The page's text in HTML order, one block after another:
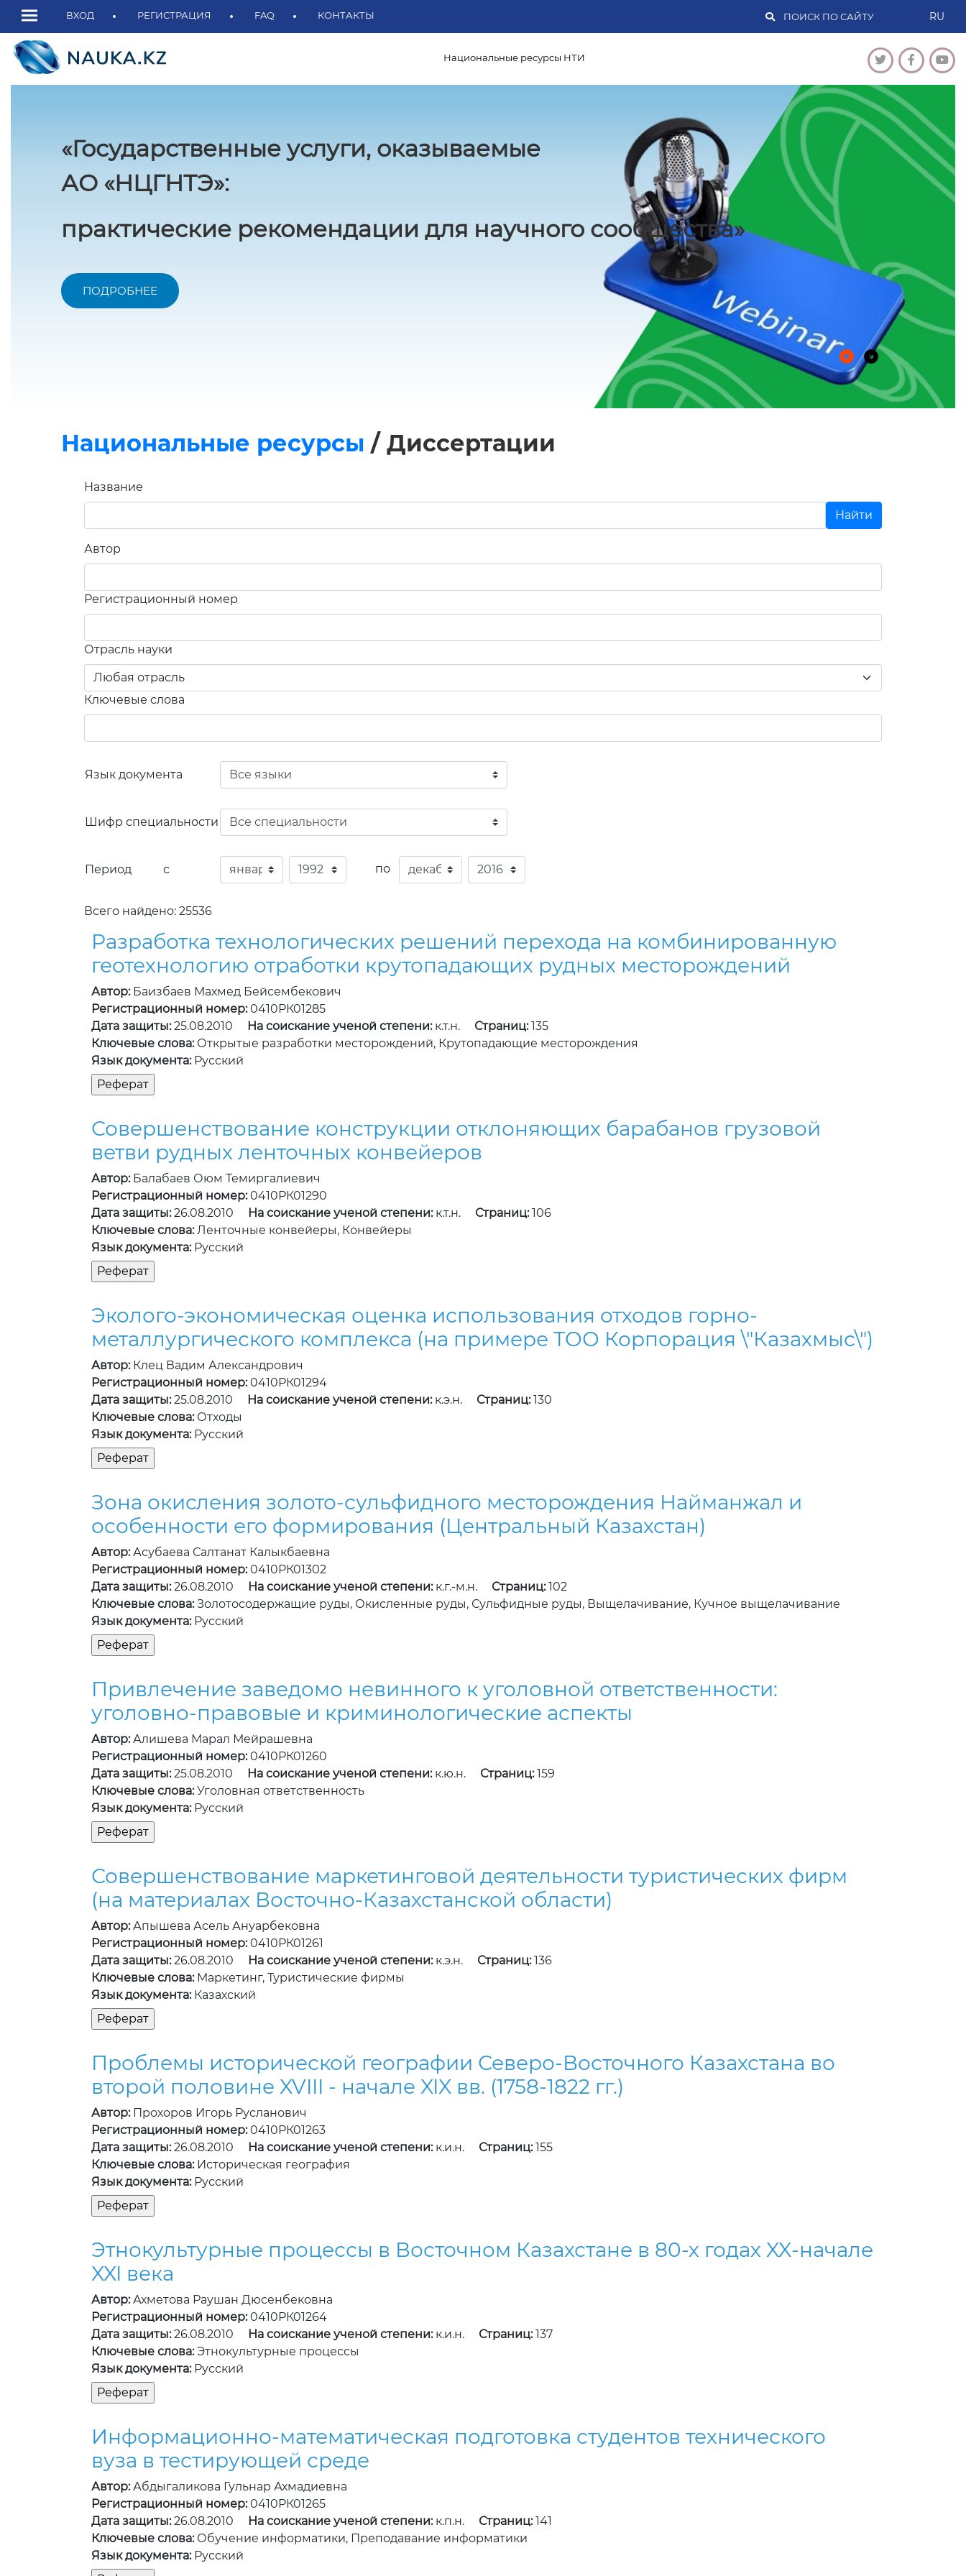
ВХОД РЕГИСТРАЦИЯ FAQ КОНТАКТЫ RU
Национальные ресурсы НТИ
«Государственные услуги, оказываемые
АО «НЦГНТЭ»:
практические рекомендации для научного сообщества»
ПОДРОБНЕЕ
Национальные ресурсы / Диссертации
Название
Автор
Регистрационный номер
Отрасль науки
Ключевые слова
Язык документа
Шифр специальности
Период с по
Всего найдено: 25536
Разработка технологических решений перехода на комбинированную
геотехнологию отработки крутопадающих рудных месторождений
Автор:Баизбаев Махмед Бейсембекович
Регистрационный номер:0410РК01285
Дата защиты:25.08.2010 На соискание ученой степени:к.т.н. Страниц:135
Ключевые слова:Открытые разработки месторождений, Крутопадающие месторождения
Язык документа:Русский
Совершенствование конструкции отклоняющих барабанов грузовой
ветви рудных ленточных конвейеров
Автор:Балабаев Оюм Темиргалиевич
Регистрационный номер:0410РК01290
Дата защиты:26.08.2010 На соискание ученой степени:к.т.н. Страниц:106
Ключевые слова:Ленточные конвейеры, Конвейеры
Язык документа:Русский
Эколого-экономическая оценка использования отходов горно-
металлургического комплекса (на примере ТОО Корпорация \"Казахмыс\")
Автор:Клец Вадим Александрович
Регистрационный номер:0410РК01294
Дата защиты:25.08.2010 На соискание ученой степени:к.э.н. Страниц:130
Ключевые слова:Отходы
Язык документа:Русский
Зона окисления золото-сульфидного месторождения Найманжал и
особенности его формирования (Центральный Казахстан)
Автор:Асубаева Салтанат Калыкбаевна
Регистрационный номер:0410РК01302
Дата защиты:26.08.2010 На соискание ученой степени:к.г.-м.н. Страниц:102
Ключевые слова:Золотосодержащие руды, Окисленные руды, Сульфидные руды, Выщелачивание, Кучное выщелачивание
Язык документа:Русский
Привлечение заведомо невинного к уголовной ответственности:
уголовно-правовые и криминологические аспекты
Автор:Алишева Марал Мейрашевна
Регистрационный номер:0410РК01260
Дата защиты:25.08.2010 На соискание ученой степени:к.ю.н. Страниц:159
Ключевые слова:Уголовная ответственность
Язык документа:Русский
Совершенствование маркетинговой деятельности туристических фирм
(на материалах Восточно-Казахстанской области)
Автор:Апышева Асель Ануарбековна
Регистрационный номер:0410РК01261
Дата защиты:26.08.2010 На соискание ученой степени:к.э.н. Страниц:136
Ключевые слова:Маркетинг, Туристические фирмы
Язык документа:Казахский
Проблемы исторической географии Северо-Восточного Казахстана во
второй половине XVIII - начале XIX вв. (1758-1822 гг.)
Автор:Прохоров Игорь Русланович
Регистрационный номер:0410РК01263
Дата защиты:26.08.2010 На соискание ученой степени:к.и.н. Страниц:155
Ключевые слова:Историческая география
Язык документа:Русский
Этнокультурные процессы в Восточном Казахстане в 80-х годах XX-начале
XXI века
Автор:Ахметова Раушан Дюсенбековна
Регистрационный номер:0410РК01264
Дата защиты:26.08.2010 На соискание ученой степени:к.и.н. Страниц:137
Ключевые слова:Этнокультурные процессы
Язык документа:Русский
Информационно-математическая подготовка студентов технического
вуза в тестирующей среде
Автор:Абдыгаликова Гульнар Ахмадиевна
Регистрационный номер:0410РК01265
Дата защиты:26.08.2010 На соискание ученой степени:к.п.н. Страниц:141
Ключевые слова:Обучение информатики, Преподавание информатики
Язык документа:Русский